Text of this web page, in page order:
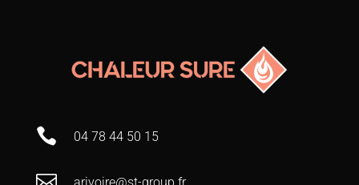
 04 78 44 50 15